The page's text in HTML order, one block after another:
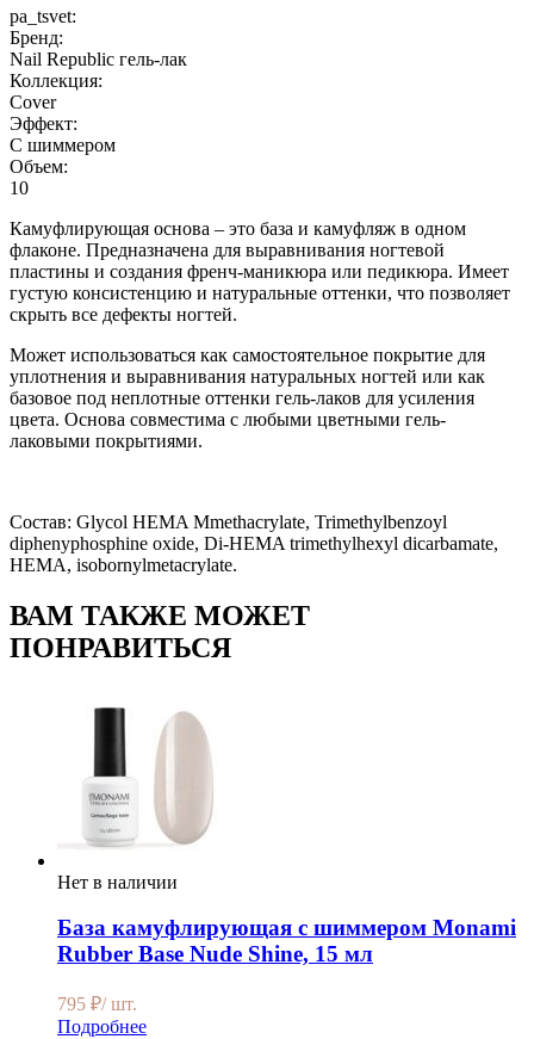
pa_tsvet:
Бренд:
Nail Republic гель-лак
Коллекция:
Cover
Эффект:
С шиммером
Объем:
10
Камуфлирующая основа – это база и камуфляж в одном
флаконе. Предназначена для выравнивания ногтевой
пластины и создания френч-маникюра или педикюра. Имеет
густую консистенцию и натуральные оттенки, что позволяет
скрыть все дефекты ногтей.
Может использоваться как самостоятельное покрытие для
уплотнения и выравнивания натуральных ногтей или как
базовое под неплотные оттенки гель-лаков для усиления
цвета. Основа совместима с любыми цветными гель-
лаковыми покрытиями.
Состав: Glycol HEMA Mmethacrylate, Trimethylbenzoyl
diphenyphosphine oxide, Di-HEMA trimethylhexyl dicarbamate,
HEMA, isobornylmetacrylate.
ВАМ ТАКЖЕ МОЖЕТ
ПОНРАВИТЬСЯ
Нет в наличии
База камуфлирующая с шиммером Monami
Rubber Base Nude Shine, 15 мл
795 ₽/ шт.
Подробнее